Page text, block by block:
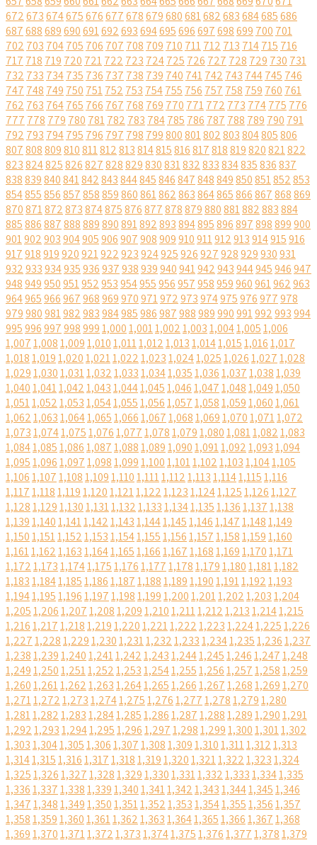
672673674675676677678679680681682683684685686
687688689690691692693694695696697698699 700 701
702 703 704705 706 707 708 709 710 711712 713 714715 716
717 718 719 720 721722 723 724725 726 727 728 729 730 731
732 733 734735 736 737 738 739 740 741742 743 744745 746
747 748 749 750 751752 753 754755 756 757 758 759 760 761
762 763 764765 766 767 768 769 770 771772 773 774775 776
777 778 779 780 781782 783 784785 786 787 788 789 790 791
792 793 794795 796 797 798 799800801802803804805806
807808809810811812813814815816817818819820821822
823824825826827828829830831832833834835836837
838839840841842843844845846847848849850851852853
854855856857858859860861862863864865866867868869
870871872873874875876877878879880881882883884
885886887888889890891892893894895896897898899900
901902903904905906907908909910911912913914915916
917918919920921922923924925926927928929930931
932933934935936937938939940941942943944945946947
948949950951952953954955956957958959960961962963
964965966967968969970971972973974975976977978
979980981982983984985986987988989990991992993994
9959969979989991,0001,0011,0021,0031,0041,0051,006
1,0071,0081,0091,0101,0111,0121,0131,0141,0151,0161,017
1,0181,0191,0201,0211,0221,0231,0241,0251,0261,0271,028
1,0291,0301,0311,0321,0331,0341,0351,0361,0371,0381,039
1,0401,0411,0421,0431,0441,0451,0461,0471,0481,0491,050
1,0511,0521,0531,0541,0551,0561,0571,0581,0591,0601,061
1,0621,0631,0641,0651,0661,0671,0681,0691,0701,0711,072
1,0731,0741,0751,0761,0771,0781,0791,0801,0811,0821,083
1,0841,0851,0861,0871,0881,0891,0901,0911,0921,0931,094
1,0951,0961,0971,0981,0991,1001,1011,1021,1031,1041,105
1,1061,1071,1081,1091,1101,1111,1121,1131,1141,1151,116
1,1171,1181,1191,1201,1211,1221,1231,1241,1251,1261,127
1,1281,1291,1301,1311,1321,1331,1341,1351,1361,1371,138
1,1391,1401,1411,1421,1431,1441,1451,1461,1471,1481,149
1,1501,1511,1521,1531,1541,1551,1561,1571,1581,1591,160
1,1611,1621,1631,1641,1651,1661,1671,1681,1691,1701,171
1,1721,1731,1741,1751,1761,1771,1781,1791,1801,1811,182
1,1831,1841,1851,1861,1871,1881,1891,1901,1911,1921,193
1,1941,1951,1961,1971,1981,1991,2001,2011,2021,2031,204
1,2051,2061,2071,2081,2091,2101,2111,2121,2131,2141,215
1,2161,2171,2181,2191,2201,2211,2221,2231,2241,2251,226
1,2271,2281,2291,2301,2311,2321,2331,2341,2351,2361,237
1,2381,2391,2401,2411,2421,2431,2441,2451,2461,2471,248
1,2491,2501,2511,2521,2531,2541,2551,2561,2571,2581,259
1,2601,2611,2621,2631,2641,2651,2661,2671,2681,2691,270
1,2711,2721,2731,2741,2751,2761,2771,2781,2791,280
1,2811,2821,2831,2841,2851,2861,2871,2881,2891,2901,291
1,2921,2931,2941,2951,2961,2971,2981,2991,3001,3011,302
1,3031,3041,3051,3061,3071,3081,3091,3101,3111,3121,313
1,3141,3151,3161,3171,3181,3191,3201,3211,3221,3231,324
1,3251,3261,3271,3281,3291,3301,3311,3321,3331,3341,335
1,3361,3371,3381,3391,3401,3411,3421,3431,3441,3451,346
1,3471,3481,3491,3501,3511,3521,3531,3541,3551,3561,357
1,3581,3591,3601,3611,3621,3631,3641,3651,3661,3671,368
1,3691,3701,3711,3721,3731,3741,3751,3761,3771,3781,379